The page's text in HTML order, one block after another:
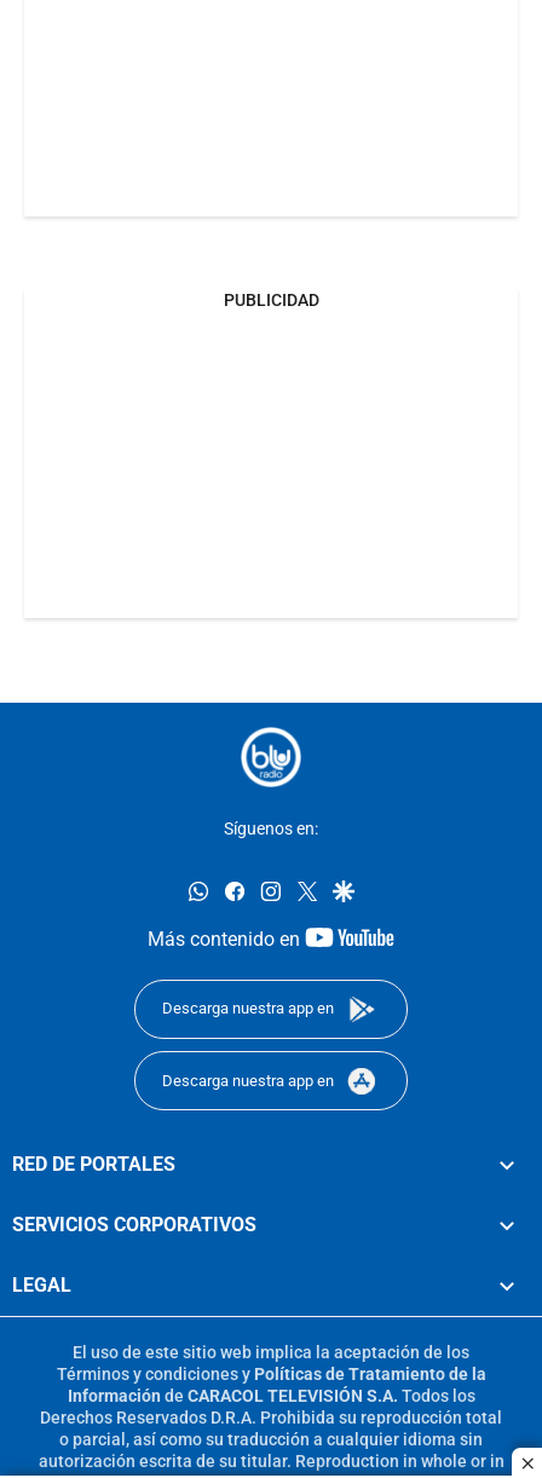
PUBLICIDAD
Síguenos en:
whatsappfacebookinstagram
twittergoogle
Más contenido en
youtube-
Descarga nuestra app en
Descarga nuestra app en
RED DE PORTALES
SERVICIOS CORPORATIVOS
LEGAL
El uso de este sitio web implica la aceptación de los
Términos y condicionesy Políticas de Tratamiento de la
Información de CARACOL TELEVISIÓN S.A. Todos los
Derechos Reservados D.R.A. Prohibida su reproducción total
o parcial, así como su traducción a cualquier idioma sin
autorización escrita de su titular. Reproduction in whole or in